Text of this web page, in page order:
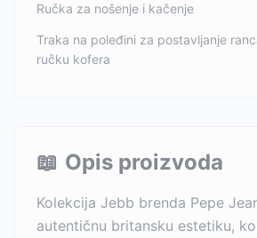
Ručka za nošenje i kačenje
Traka na poleđini za postavljanje
ručku kofera
📖 Opis proizvoda
Kolekcija Jebb brenda Pepe
autentičnu britansku estetiku,